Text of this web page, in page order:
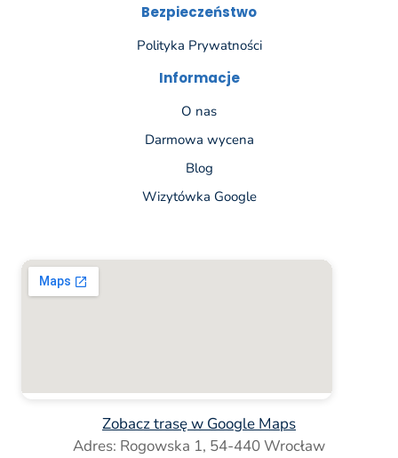
Bezpieczeństwo
Polityka Prywatności
Informacje
O nas
Darmowa wycena
Blog
Wizytówka Google
Zobacz trasę w Google Maps
Adres: Rogowska 1, 54-440 Wrocław